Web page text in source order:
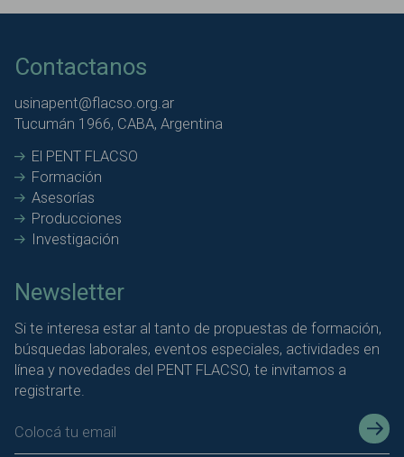
Contactanos
usinapent@flacso.org.ar
Tucumán 1966, CABA, Argentina
El PENT FLACSO
Formación
Asesorías
Producciones
Investigación
Newsletter
Si te interesa estar al tanto de propuestas de formación,
búsquedas laborales, eventos especiales, actividades en
línea y novedades del PENT FLACSO, te invitamos a
registrarte.